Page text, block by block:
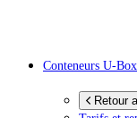
Conteneurs U-Box
Retour